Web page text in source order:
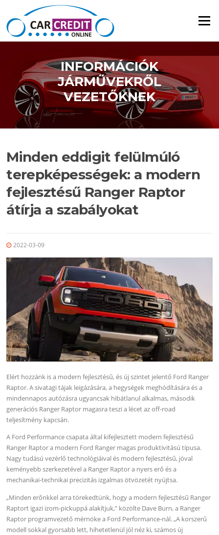
Ugrás a tartalomra
Menü
INFORMÁCIÓK
JÁRMŰVEKRŐL
VEZETŐKNEK
Minden eddigit felülmúló
terepképességek: a modern
fejlesztésű Ranger Raptor
átírja a szabályokat
2022-03-09
Elért hozzánk is a modern fejlesztésű, és új szintet jelentő Ford Ranger
Raptor. A sivatagi tájak leigázására, a hegységek meghódítására és a
mindennapos autózásra ugyancsak hibátlanul alkalmas, második
generációs Ranger Raptor magasra teszi a lécet az off-road
teljesítmény kapcsán.
A Ford Performance csapata által kifejlesztett modern fejlesztésű
Ranger Raptor a modern Ford Ranger magas produktivitású típusa.
Nagy tudású vezérlő technológiáival és modern fejlesztésű, jóval
keményebb szerkezetével a Ranger Raptor a nyers erő és a
mechanikai-technikai precizitás izgalmas ötvözetét nyújtsa.
„Minden erőnkkel arra törekedtünk, hogy a modern fejlesztésű Ranger
Raptort igazi izom-pickuppá alakítjuk,” közölte Dave Burn, a Ranger
Raptor programvezető mérnöke a Ford Performance-nál. „A korszerű
modell sokkal gyorsabb lett, hihetetlenül jól néz ki, számos új